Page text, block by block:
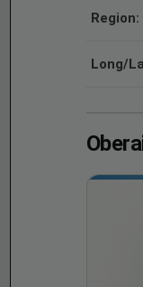
Region:
Long/